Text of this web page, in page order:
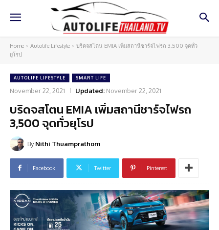
Home Autolife Lifestyle
บริดจสโตน EMIA เพิ่มสถานีชาร์จไฟรถ 3,500 จุดทั่ว
ยุโรป
AUTOLIFE LIFESTYLE SMART LIFE
November 22, 2021 Updated: November 22, 2021
บริดจสโตน EMIA เพิ่มสถานีชาร์จไฟรถ
3,500 จุดทั่วยุโรป
By Nithi Thuamprathom
Facebook Twitter Pinterest